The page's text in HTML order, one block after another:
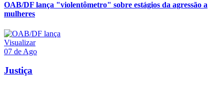
OAB/DF lança "violentômetro" sobre estágios da agressão a
mulheres
Visualizar
07 de Ago
Justiça